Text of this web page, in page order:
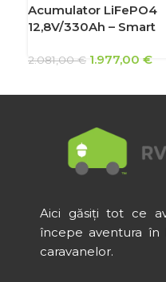
Acumulator LiFePO4
12,8V/330Ah – Smart
2.081,00€ 1.977,00 €
Aici găsiți tot ce
începe aventura în
caravanelor.